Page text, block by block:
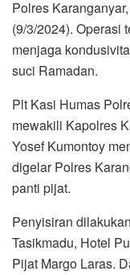
Polres
(9/3/2024). Operasi
menjaga
suci Ramadan.
Plt Kasi Humas
mewakili Kapolres
Yosef Kumontoy
digelar Polres
panti pijat.
Penyisiran
Tasikmadu, Hotel
Pijat Margo Laras.